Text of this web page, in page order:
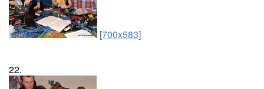
[700x583]
22.